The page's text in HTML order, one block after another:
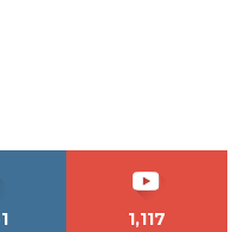
1,117